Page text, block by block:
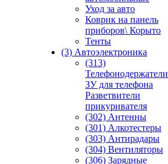
Уход за авто
Коврик на панель
приборов\ Корыто
Тенты
(3) Автоэлектроника
(313)
Телефонодержатели
ЗУ для телефона
Разветвители
прикуривателя
(302) Антенны
(301) Алкотестеры
(303) Антирадары
(304) Вентиляторы
(306) Зарядные